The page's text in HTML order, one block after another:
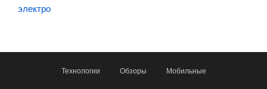
электро
Технологии Обзоры Мобильные